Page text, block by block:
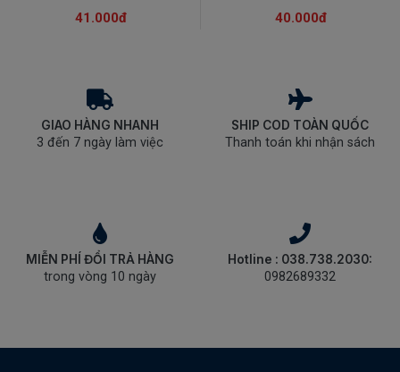
41.000đ 40.000đ
GIAO HÀNG NHANH
3 đến 7 ngày làm việc
SHIP COD TOÀN QUỐC
Thanh toán khi nhận sách
MIỄN PHÍ ĐỔI TRẢ HÀNG
trong vòng 10 ngày
Hotline : 038.738.2030:
0982689332